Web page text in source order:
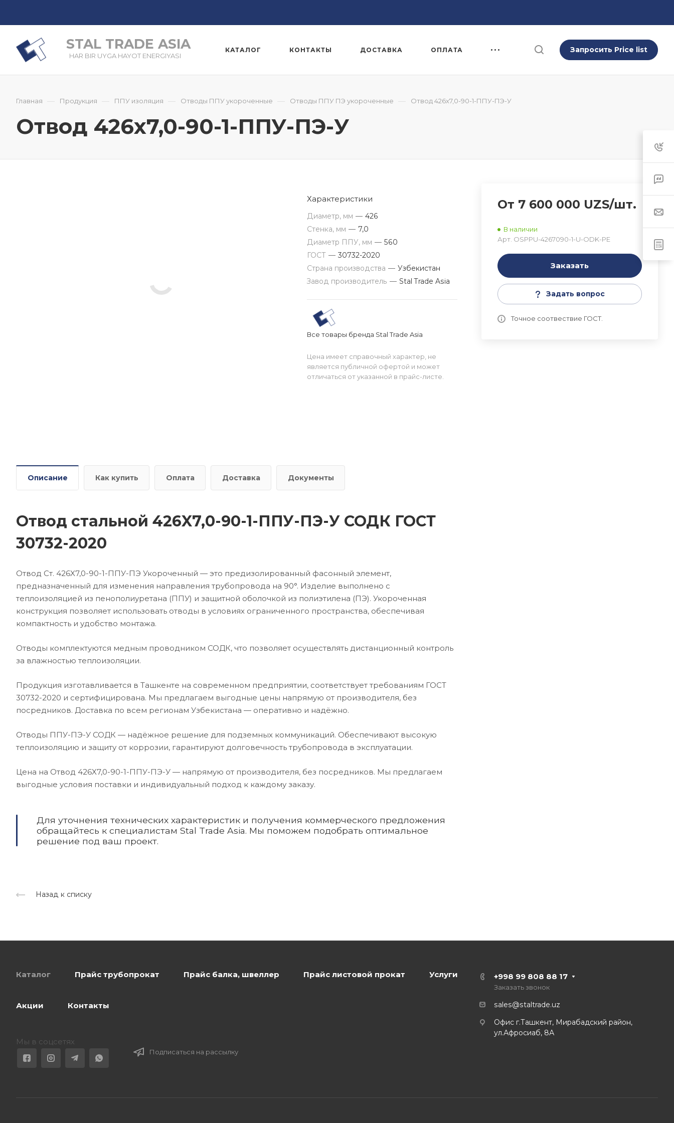
STAL TRADE ASIA
HAR BIR UYGA HAYOT ENERGIYASI
КАТАЛОГ КОНТАКТЫ ДОСТАВКА ОПЛАТА Запросить Price list
Главная — Продукция — ППУ изоляция — Отводы ППУ укороченные — Отводы ППУ ПЭ укороченные — Отвод 426x7,0-90-1-ППУ-ПЭ-У
Отвод 426x7,0-90-1-ППУ-ПЭ-У
От 7 600 000 UZS/шт.
В наличии
Арт. ОSPPU-4267090-1-U-ODK-PE
Заказать
Задать вопрос
Точное соотвествие ГОСТ.
Характеристики
Диаметр, мм — 426
Стенка, мм — 7,0
Диаметр ППУ, мм — 560
ГОСТ — 30732-2020
Страна производства — Узбекистан
Завод производитель — Stal Trade Asia
Все товары бренда Stal Trade Asia
Цена имеет справочный характер, не
является публичной офертой и может
отличаться от указанной в прайс-листе.
Описание Как купить Оплата Доставка Документы
Отвод стальной 426X7,0-90-1-ППУ-ПЭ-У СОДК ГОСТ
30732-2020
Отвод Ст. 426X7,0-90-1-ППУ-ПЭ Укороченный — это предизолированный фасонный элемент,
предназначенный для изменения направления трубопровода на 90°. Изделие выполнено с
теплоизоляцией из пенополиуретана (ППУ) и защитной оболочкой из полиэтилена (ПЭ). Укороченная
конструкция позволяет использовать отводы в условиях ограниченного пространства, обеспечивая
компактность и удобство монтажа.
Отводы комплектуются медным проводником СОДК, что позволяет осуществлять дистанционный контроль
за влажностью теплоизоляции.
Продукция изготавливается в Ташкенте на современном предприятии, соответствует требованиям ГОСТ
30732-2020 и сертифицирована. Мы предлагаем выгодные цены напрямую от производителя, без
посредников. Доставка по всем регионам Узбекистана — оперативно и надёжно.
Отводы ППУ-ПЭ-У СОДК — надёжное решение для подземных коммуникаций. Обеспечивают высокую
теплоизоляцию и защиту от коррозии, гарантируют долговечность трубопровода в эксплуатации.
Цена на Отвод 426X7,0-90-1-ППУ-ПЭ-У — напрямую от производителя, без посредников. Мы предлагаем
выгодные условия поставки и индивидуальный подход к каждому заказу.
Для уточнения технических характеристик и получения коммерческого предложения
обращайтесь к специалистам Stal Trade Asia. Мы поможем подобрать оптимальное
решение под ваш проект.
Назад к списку
Каталог Прайс трубопрокат Прайс балка, швеллер Прайс листовой прокат Услуги
Акции Контакты
Мы в соцсетях
Подписаться на рассылку
+998 99 808 88 17
Заказать звонок
sales@staltrade.uz
Офис г.Ташкент, Мирабадский район,
ул.Афросиаб, 8А